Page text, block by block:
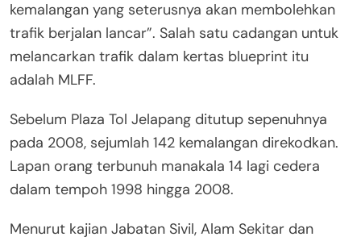
kemalangan yang seterusnya akan membolehkan
trafik berjalan lancar”. Salah satu cadangan untuk
melancarkan trafik dalam kertas blueprint itu
adalah MLFF.
Sebelum Plaza Tol Jelapang ditutup sepenuhnya
pada 2008, sejumlah 142 kemalangan direkodkan.
Lapan orang terbunuh manakala 14 lagi cedera
dalam tempoh 1998 hingga 2008.
Menurut kajian Jabatan Sivil, Alam Sekitar dan